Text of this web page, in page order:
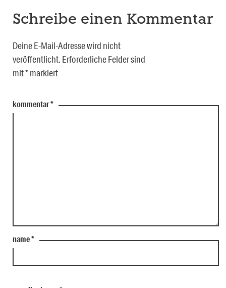
Schreibe einen Kommentar
Deine E-Mail-Adresse wird nicht
veröffentlicht. Erforderliche Felder sind
mit*markiert
kommentar*
name*